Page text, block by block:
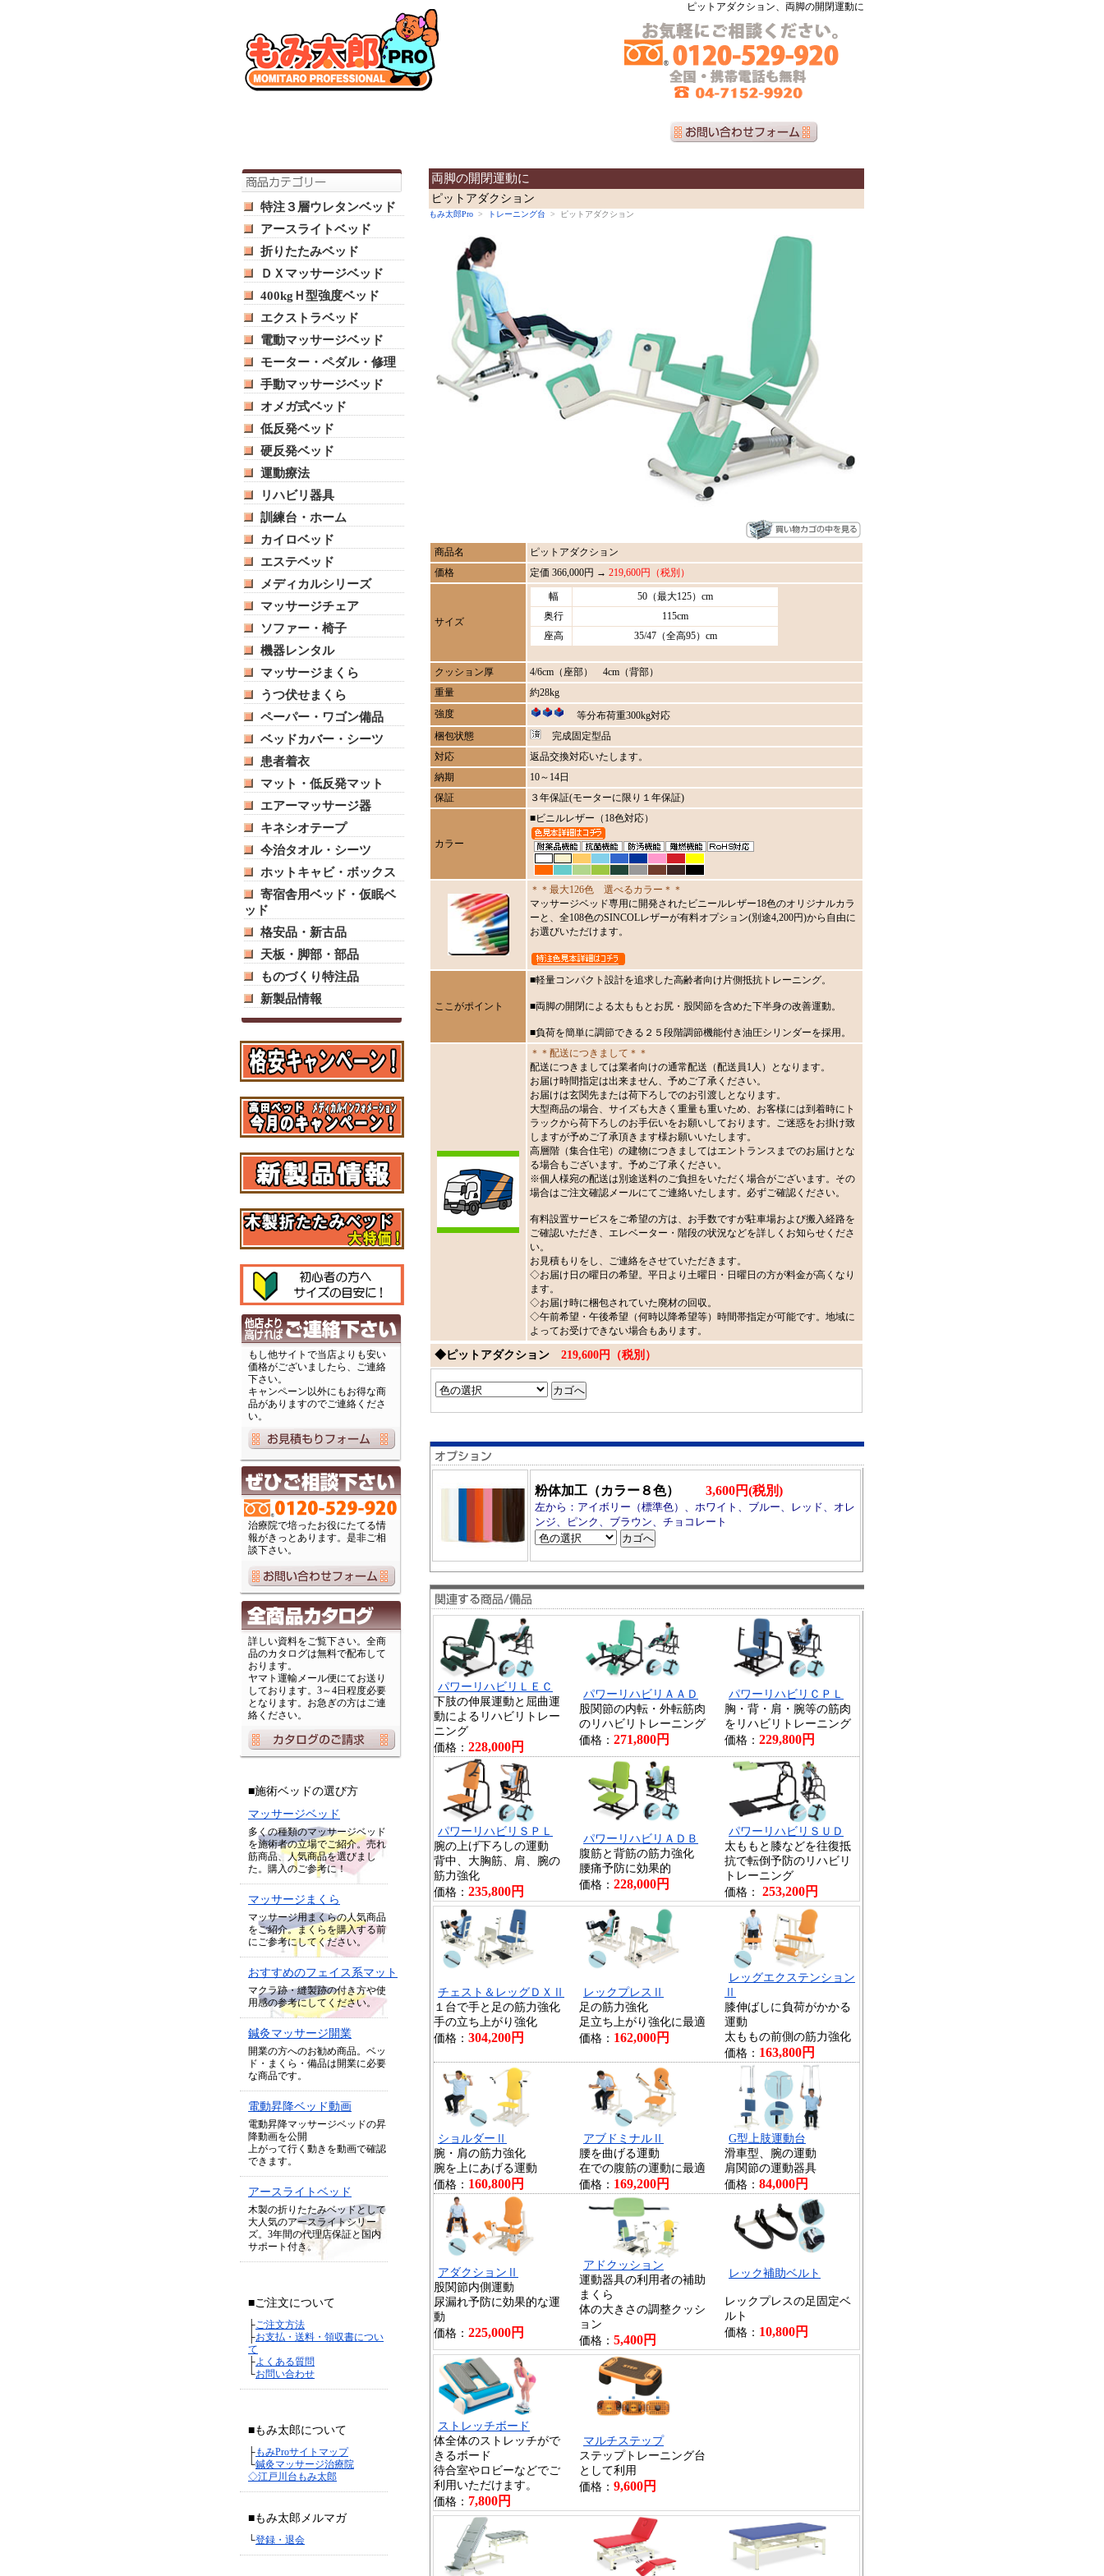
ピットアダクション、両脚の開閉運動に
特注３層ウレタンベッド
アースライトベッド
折りたたみベッド
ＤＸマッサージベッド
400kgＨ型強度ベッド
エクストラベッド
電動マッサージベッド
モーター・ペダル・修理
手動マッサージベッド
オメガ式ベッド
低反発ベッド
硬反発ベッド
運動療法
リハビリ器具
訓練台・ホーム
カイロベッド
エステベッド
メディカルシリーズ
マッサージチェア
ソファー・椅子
機器レンタル
マッサージまくら
うつ伏せまくら
ペーパー・ワゴン備品
ベッドカバー・シーツ
患者着衣
マット・低反発マット
エアーマッサージ器
キネシオテープ
今治タオル・シーツ
ホットキャビ・ボックス
寄宿舎用ベッド・仮眠ベ
ッド
格安品・新古品
天板・脚部・部品
ものづくり特注品
新製品情報
もし他サイトで当店よりも安い
価格がございましたら、ご連絡
下さい。
キャンペーン以外にもお得な商
品がありますのでご連絡くださ
い。
治療院で培ったお役にたてる情
報がきっとあります。是非ご相
談下さい。
詳しい資料をご覧下さい。全商
品のカタログは無料で配布して
おります。
ヤマト運輸メール便にてお送り
しております。3～4日程度必要
となります。お急ぎの方はご連
絡ください。
■施術ベッドの選び方
マッサージベッド
多くの種類のマッサージベッド
を施術者の立場でご紹介。売れ
筋商品、人気商品を選びまし
た。購入のご参考に！
マッサージまくら
マッサージ用まくらの人気商品
をご紹介。まくらを購入する前
にご参考にしてください。
おすすめのフェイス系マット
マクラ跡・縫製跡の付き方や使
用感の参考にしてください。
鍼灸マッサージ開業
開業の方へのお勧め商品。ベッ
ド・まくら・備品は開業に必要
な商品です。
電動昇降ベッド動画
電動昇降マッサージベッドの昇
降動画を公開
上がって行く動きを動画で確認
できます。
アースライトベッド
木製の折りたたみベッドとして
大人気のアースライトシリー
ズ。3年間の代理店保証と国内
サポート付き。
■ご注文について
├ご注文方法
├お支払・送料・領収書につい
て
├よくある質問
└お問い合わせ
■もみ太郎について
├もみProサイトマップ
└鍼灸マッサージ治療院
◇江戸川台もみ太郎
■もみ太郎メルマガ
└登録・退会
両脚の開閉運動に
ピットアダクション
もみ太郎Pro > トレーニング台 > ピットアダクション
商品名
ピットアダクション
価格
定価 366,000円 → 219,600円（税別）
サイズ
幅
50（最大125）cm
奥行
115cm
座高
35/47（全高95）cm
クッション厚
4/6cm（座部） 4cm（背部）
重量
約28kg
強度
等分布荷重300kg対応
梱包状態
完成固定型品
対応
返品交換対応いたします。
納期
10～14日
保証
３年保証(モーターに限り１年保証)
カラー
■ビニルレザー（18色対応）
＊＊最大126色 選べるカラー＊＊
マッサージベッド専用に開発されたビニールレザー18色のオリジナルカラ
ーと、全108色のSINCOLレザーが有料オプション(別途4,200円)から自由に
お選びいただけます。
ここがポイント
■軽量コンパクト設計を追求した高齢者向け片側抵抗トレーニング。
■両脚の開閉による太ももとお尻・股関節を含めた下半身の改善運動。
■負荷を簡単に調節できる２５段階調節機能付き油圧シリンダーを採用。
＊＊配送につきまして＊＊
配送につきましては業者向けの通常配送（配送員1人）となります。
お届け時間指定は出来ません、予めご了承ください。
お届けは玄関先または荷下ろしでのお引渡しとなります。
大型商品の場合、サイズも大きく重量も重いため、お客様には到着時にト
ラックから荷下ろしのお手伝いをお願いしております。ご迷惑をお掛け致
しますが予めご了承頂きます様お願いいたします。
高層階（集合住宅）の建物につきましてはエントランスまでのお届けとな
る場合もございます。予めご了承ください。
※個人様宛の配送は別途送料のご負担をいただく場合がございます。その
場合はご注文確認メールにてご連絡いたします。必ずご確認ください。
有料設置サービスをご希望の方は、お手数ですが駐車場および搬入経路を
ご確認いただき、エレベーター・階段の状況などを詳しくお知らせくださ
い。
お見積もりをし、ご連絡をさせていただきます。
◇お届け日の曜日の希望。平日より土曜日・日曜日の方が料金が高くなり
ます。
◇お届け時に梱包されていた廃材の回収。
◇午前希望・午後希望（何時以降希望等）時間帯指定が可能です。地域に
よってお受けできない場合もあります。
◆ピットアダクション 219,600円（税別）
粉体加工（カラー８色） 3,600円(税別)
左から：アイボリー（標準色）、ホワイト、ブルー、レッド、オレ
ンジ、ピンク、ブラウン、チョコレート
パワーリハビリＬＥＣ
下肢の伸展運動と屈曲運
動によるリハビリトレー
ニング
価格： 228,000円
パワーリハビリＡＡＤ
股関節の内転・外転筋肉
のリハビリトレーニング
価格： 271,800円
パワーリハビリＣＰＬ
胸・背・肩・腕等の筋肉
をリハビリトレーニング
価格： 229,800円
パワーリハビリＳＰＬ
腕の上げ下ろしの運動
背中、大胸筋、肩、腕の
筋力強化
価格： 235,800円
パワーリハビリＡＤＢ
腹筋と背筋の筋力強化
腰痛予防に効果的
価格： 228,000円
パワーリハビリＳＵＤ
太ももと膝などを往復抵
抗で転倒予防のリハビリ
トレーニング
価格：
253,200円
チェスト＆レッグＤＸⅡ
１台で手と足の筋力強化
手の立ち上がり強化
価格： 304,200円
レックプレスⅡ
足の筋力強化
足立ち上がり強化に最適
価格： 162,000円
レッグエクステンション
膝伸ばしに負荷がかかる
運動
太ももの前側の筋力強化
価格： 163,800円
ショルダーⅡ
腕・肩の筋力強化
腕を上にあげる運動
価格： 160,800円
アブドミナルⅡ
腰を曲げる運動
在での腹筋の運動に最適
価格： 169,200円
G型上肢運動台
滑車型、腕の運動
肩関節の運動器具
価格： 84,000円
アダクションⅡ
股関節内側運動
尿漏れ予防に効果的な運
動
価格： 225,000円
アドクッション
運動器具の利用者の補助
まくら
体の大きさの調整クッシ
ョン
価格： 5,400円
レック補助ベルト
レックプレスの足固定ベ
ルト
価格： 10,800円
ストレッチボード
体全体のストレッチがで
きるボード
待合室やロビーなどでご
利用いただけます。
価格： 7,800円
マルチステップ
ステップトレーニング台
として利用
価格： 9,600円